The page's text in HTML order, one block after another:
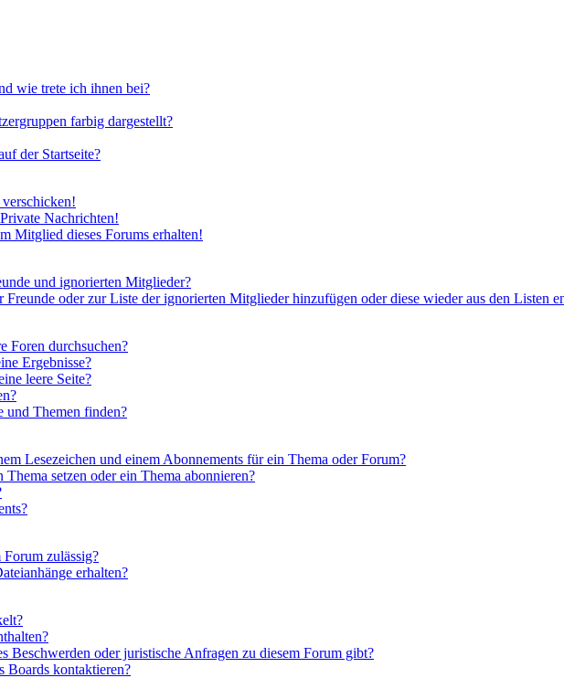
wie trete ich ihnen bei?
farbig dargestellt?
der Startseite?
Nachrichten!
Mitglied dieses Forums erhalten!
und ignorierten Mitglieder?
oder zur Liste der ignorierten Mitglieder hinzufügen oder diese wieder aus den Listen
Foren durchsuchen?
Ergebnisse?
leere Seite?
und Themen finden?
Lesezeichen und einem Abonnements für ein Thema oder Forum?
setzen oder ein Thema abonnieren?
zulässig?
erhalten?
Beschwerden oder juristische Anfragen zu diesem Forum gibt?
Boards kontaktieren?